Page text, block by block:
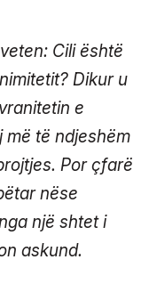
Cili është
Dikur u
e
më të ndjeshëm
Por çfarë
nëse
një shtet i
askund.